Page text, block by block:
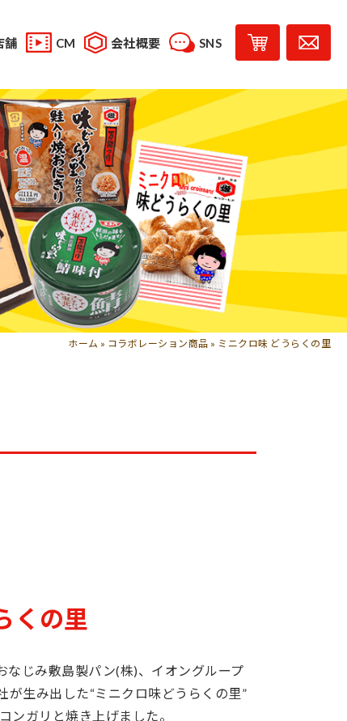
味じまん コラボレーション商品
シピ投稿
舗 CM 会社概要
受賞歴
SNS
スタッフブログ
ホーム » コラボレーション商品 » ミニクロ味 どうらくの里
くの里
なじみ敷島製パン(株)、イオングループ
が生み出した“ミニクロ味どうらくの里”
ンガリと焼き上げました。